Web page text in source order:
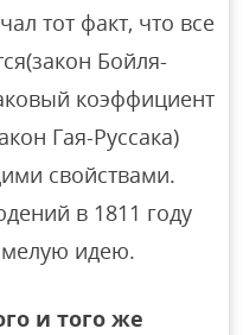
тот факт, что все
Бойля-
коэффициент
Гая-Руссака)
свойствами.
в 1811 году
идею.
и того же